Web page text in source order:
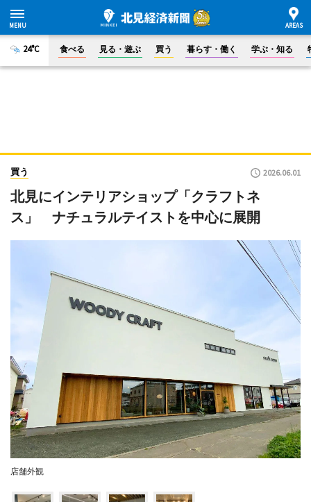
24°C 食べる 見る・遊ぶ 買う 暮らす・働く 学ぶ・知る
買う 2026.06.01
北見にインテリアショップ「クラフトネ
ス」 ナチュラルテイストを中心に展開
店舗外観